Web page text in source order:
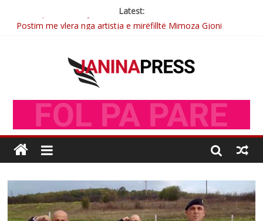
Latest:
Postim me vlera nga artistja e mirëfilltë Mimoza Gjoni
Brahim Çekaj njē veprimtar i respektuar i çeshtjës kombëtare
Sulm , pse të dua ty